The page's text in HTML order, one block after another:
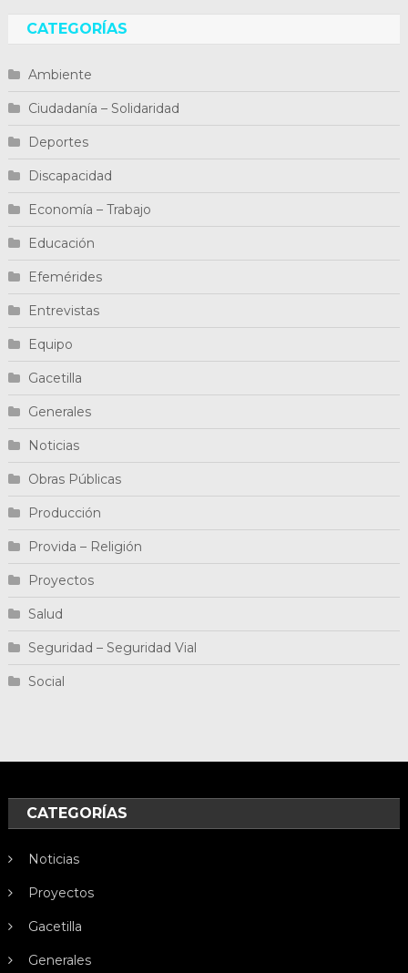
CATEGORÍAS
Ambiente
Ciudadanía – Solidaridad
Deportes
Discapacidad
Economía – Trabajo
Educación
Efemérides
Entrevistas
Equipo
Gacetilla
Generales
Noticias
Obras Públicas
Producción
Provida – Religión
Proyectos
Salud
Seguridad – Seguridad Vial
Social
CATEGORÍAS
Noticias
Proyectos
Gacetilla
Generales